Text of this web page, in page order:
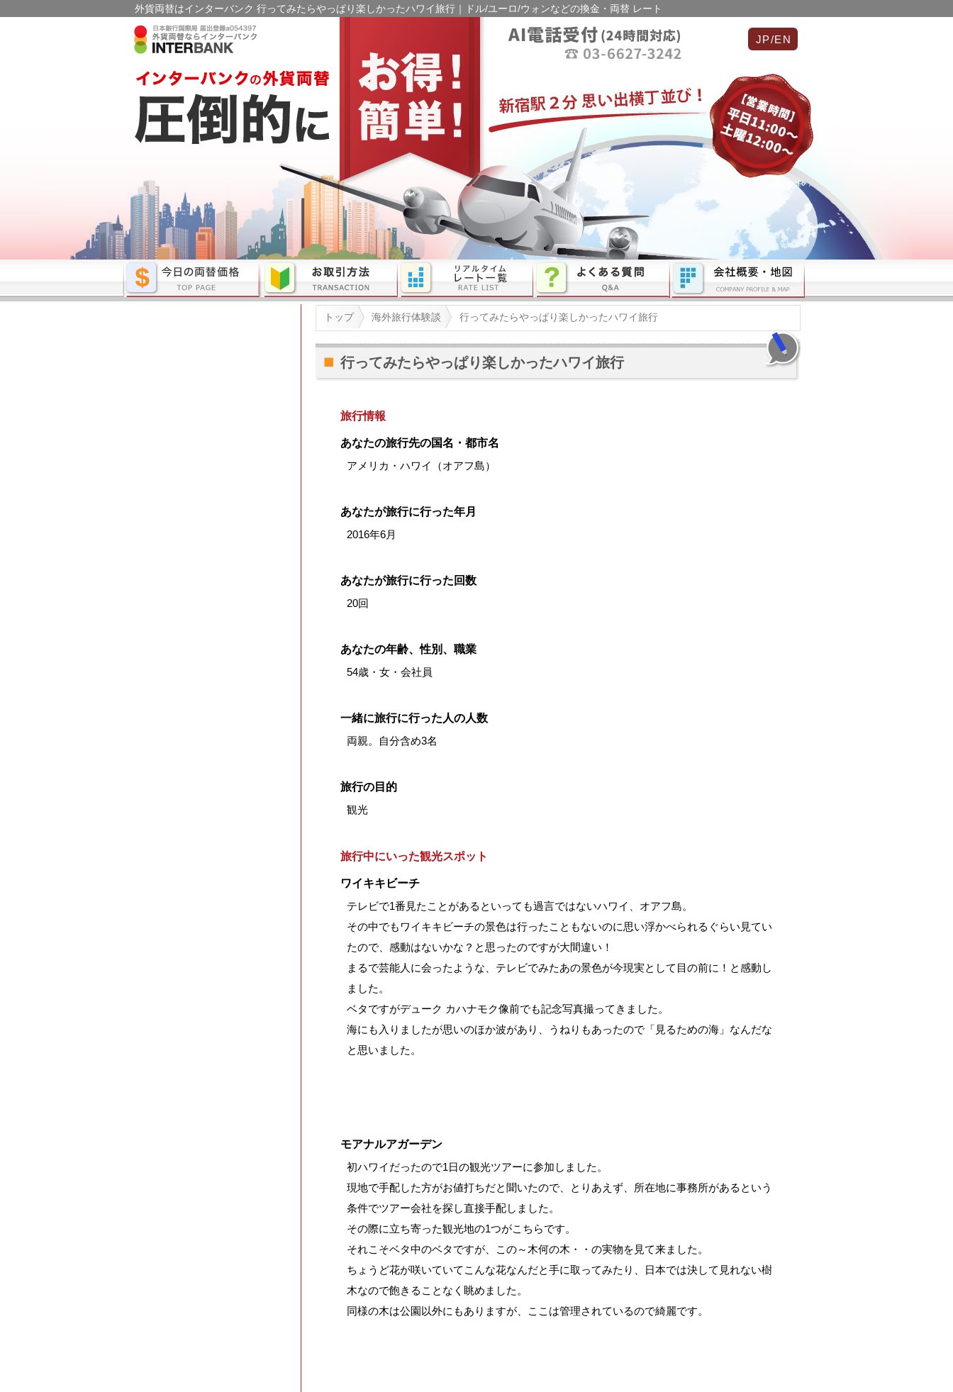
外貨両替はインターバンク 行ってみたらやっぱり楽しかったハワイ旅行｜ドル/ユーロ/ウォンなどの換金・両替 レート
JP/EN
トップ 海外旅行体験談 行ってみたらやっぱり楽しかったハワイ旅行
行ってみたらやっぱり楽しかったハワイ旅行
旅行情報
あなたの旅行先の国名・都市名
アメリカ・ハワイ（オアフ島）
あなたが旅行に行った年月
2016年6月
あなたが旅行に行った回数
20回
あなたの年齢、性別、職業
54歳・女・会社員
一緒に旅行に行った人の人数
両親。自分含め3名
旅行の目的
観光
旅行中にいった観光スポット
ワイキキビーチ
テレビで1番見たことがあるといっても過言ではないハワイ、オアフ島。
その中でもワイキキビーチの景色は行ったこともないのに思い浮かべられるぐらい見てい
たので、感動はないかな？と思ったのですが大間違い！
まるで芸能人に会ったような、テレビでみたあの景色が今現実として目の前に！と感動し
ました。
ベタですがデューク カハナモク像前でも記念写真撮ってきました。
海にも入りましたが思いのほか波があり、うねりもあったので「見るための海」なんだな
と思いました。
モアナルアガーデン
初ハワイだったので1日の観光ツアーに参加しました。
現地で手配した方がお値打ちだと聞いたので、とりあえず、所在地に事務所があるという
条件でツアー会社を探し直接手配しました。
その際に立ち寄った観光地の1つがこちらです。
それこそベタ中のベタですが、この～木何の木・・の実物を見て来ました。
ちょうど花が咲いていてこんな花なんだと手に取ってみたり、日本では決して見れない樹
木なので飽きることなく眺めました。
同様の木は公園以外にもありますが、ここは管理されているので綺麗です。